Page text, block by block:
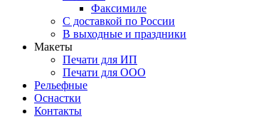
Факсимиле
С доставкой по России
В выходные и праздники
Макеты
Печати для ИП
Печати для ООО
Рельефные
Оснастки
Контакты